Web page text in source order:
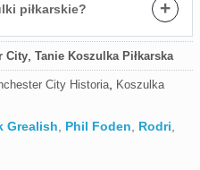
piłkarskie? +
City, Tanie Koszulka Piłkarska
City Historia, Koszulka
Grealish, Phil Foden, Rodri,